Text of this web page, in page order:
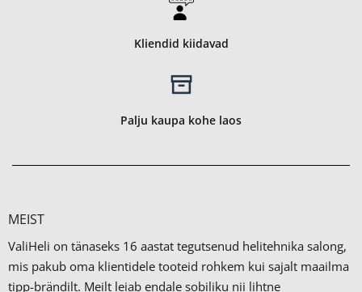
Kliendid kiidavad
Palju kaupa kohe laos
MEIST
ValiHeli on tänaseks 16 aastat tegutsenud helitehnika salong,
mis pakub oma klientidele tooteid rohkem kui sajalt maailma
tipp-brändilt. Meilt leiab endale sobiliku nii lihtne